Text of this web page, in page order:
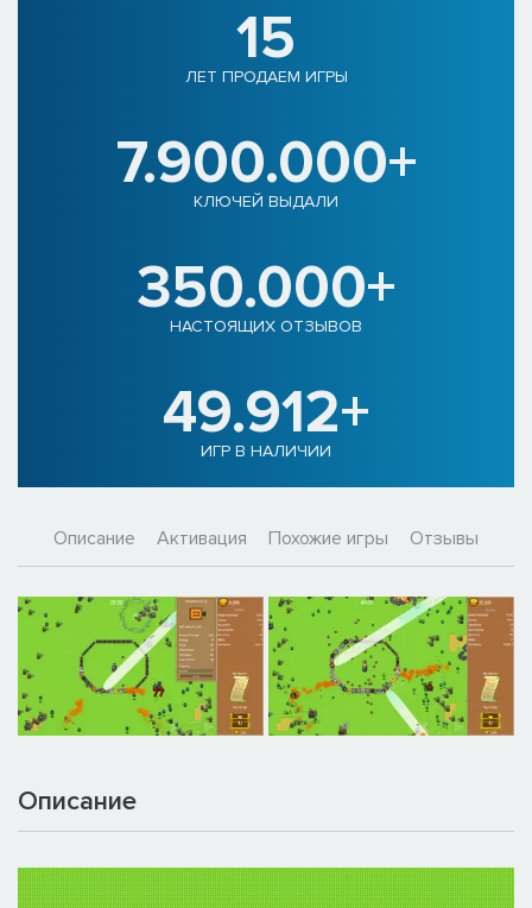
15
ЛЕТ ПРОДАЕМ ИГРЫ
7.900.000+
КЛЮЧЕЙ ВЫДАЛИ
350.000+
НАСТОЯЩИХ ОТЗЫВОВ
49.912+
ИГР В НАЛИЧИИ
Описание Активация Похожие игры Отзывы
Описание